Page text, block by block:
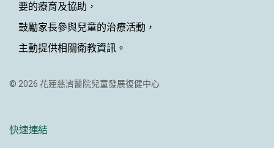
要的療育及協助，
鼓勵家長參與兒童的治療活動，
主動提供相關衛教資訊。
© 2026 花蓮慈濟醫院兒童發展復健中心
快速連結